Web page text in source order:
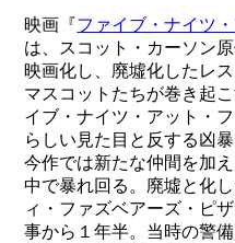
映画『ファイブ・ナイツ
は、スコット・カーソン
映画化し、廃墟化したレ
マスコットたちが巻き起
イブ・ナイツ・アット・
らしい見た目と反する凶
今作では新たな仲間を加
中で暴れ回る。廃墟と化
ィ・ファズベアーズ・ピ
事から１年半。当時の警